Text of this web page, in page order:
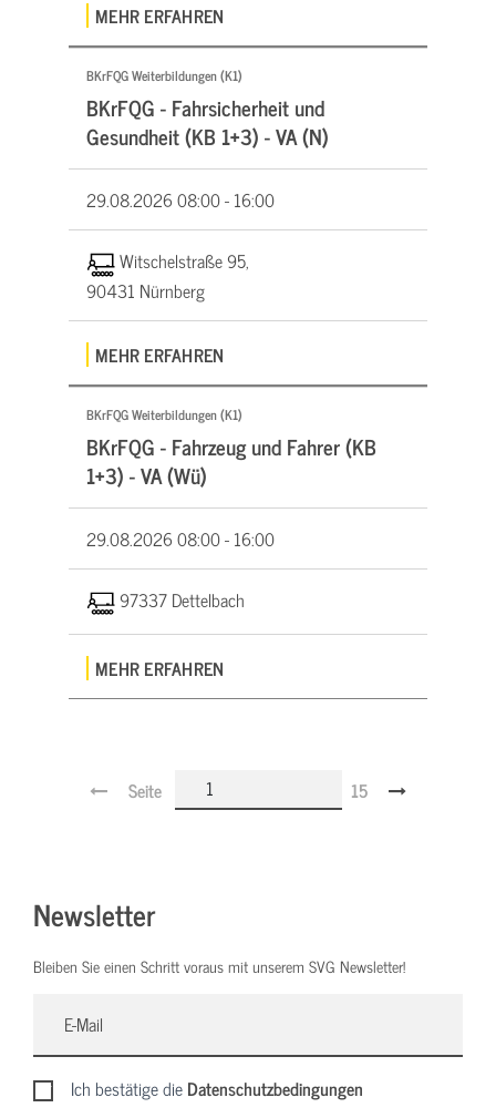
MEHR ERFAHREN
BKrFQG Weiterbildungen (K1)
BKrFQG - Fahrsicherheit und
Gesundheit (KB 1+3) - VA (N)
29.08.202608:00 - 16:00
Witschelstraße 95,
90431 Nürnberg
MEHR ERFAHREN
BKrFQG Weiterbildungen (K1)
BKrFQG - Fahrzeug und Fahrer (KB
1+3) - VA (Wü)
29.08.202608:00 - 16:00
97337 Dettelbach
MEHR ERFAHREN
Seite 15
Newsletter
Bleiben Sie einen Schritt voraus mit unserem SVG Newsletter!
Ich bestätige dieDatenschutzbedingungen